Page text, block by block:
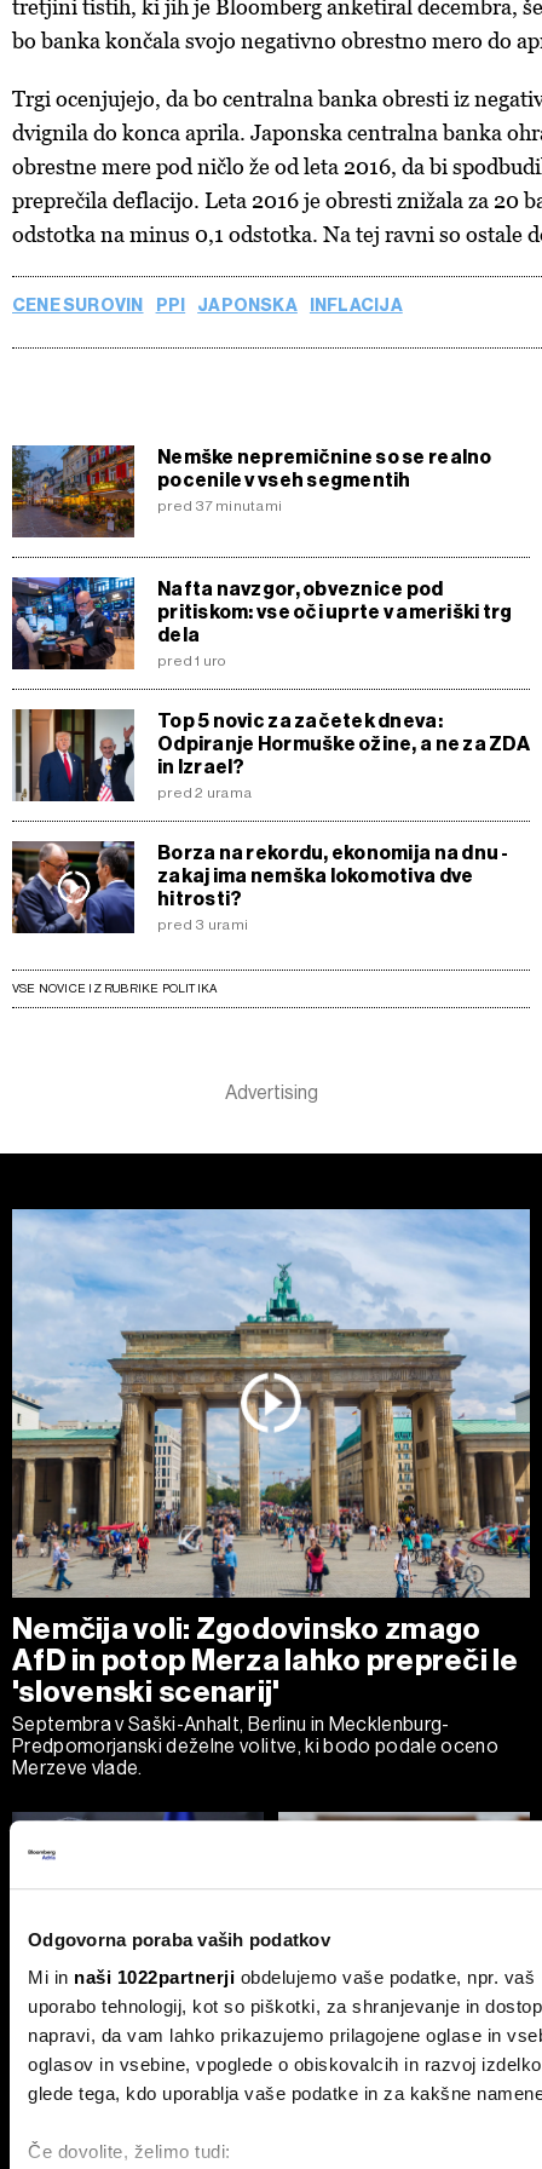
Odgovorna poraba vaših podatkov
Mi in naši 1022partnerji obdelujemo vaše podatke, npr. vaš
uporabo tehnologij, kot so piškotki, za shranjevanje in
napravi, da vam lahko prikazujemo prilagojene oglase in
oglasov in vsebine, vpoglede o obiskovalcih in razvoj
glede tega, kdo uporablja vaše podatke in za kakšne
Če dovolite, želimo tudi:
tretjini tistih, ki jih je Bloomberg anketiral decembra,
bo banka končala svojo negativno obrestno mero do
Trgi ocenjujejo, da bo centralna banka obresti iz
dvignila do konca aprila. Japonska centralna banka
obrestne mere pod ničlo že od leta 2016, da bi
preprečila deflacijo. Leta 2016 je obresti znižala za 20
odstotka na minus 0,1 odstotka. Na tej ravni so ostale
CENE SUROVIN PPI JAPONSKA INFLACIJA
Nemške nepremičnine so se realno
pocenile v vseh segmentih
pred 37 minutami
Nafta navzgor, obveznice pod
pritiskom: vse oči uprte v ameriški trg
dela
pred 1 uro
Top 5 novic za začetek dneva:
Odpiranje Hormuške ožine, a ne za ZDA
in Izrael?
pred 2 urama
Borza na rekordu, ekonomija na dnu -
zakaj ima nemška lokomotiva dve
hitrosti?
pred 3 urami
VSE NOVICE IZ RUBRIKE POLITIKA
Nemčija voli: Zgodovinsko zmago
AfD in potop Merza lahko prepreči le
'slovenski scenarij'
Septembra v Saški-Anhalt, Berlinu in Mecklenburg-
Predpomorjanski deželne volitve, ki bodo podale oceno
Merzeve vlade.
Ceuta maje Schengen;
avtoprevoznik Peter Pišek: Če
pride do motenj, lahko samo
zapremo
Pred vmesnimi volitvami v ZDA:
'Prej smo molili za dež, zdaj za
geopolitiko'